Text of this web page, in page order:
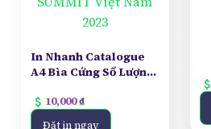
In Nhanh Catalogue
A4 Bìa Cứng Số Lượng
attach_money 10,000₫
Đặt in ngay
attach_money